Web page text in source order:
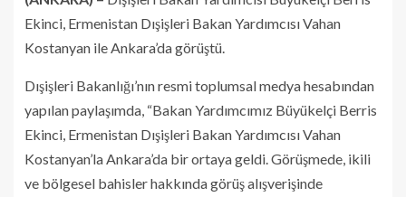
Ekinci, Ermenistan Dışişleri Bakan Yardımcısı Vahan
Kostanyan ile Ankara’da görüştü.
Dışişleri Bakanlığı’nın resmi toplumsal medya hesabından
yapılan paylaşımda, “Bakan Yardımcımız Büyükelçi Berris
Ekinci, Ermenistan Dışişleri Bakan Yardımcısı Vahan
Kostanyan’la Ankara’da bir ortaya geldi. Görüşmede, ikili
ve bölgesel bahisler hakkında görüş alışverişinde